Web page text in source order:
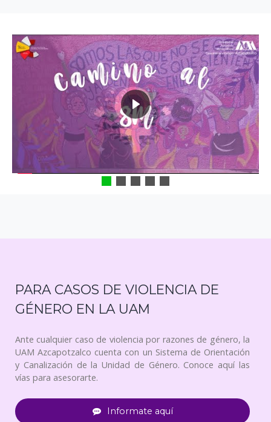
PARA CASOS DE VIOLENCIA DE
GÉNERO EN LA UAM
Ante cualquier caso de violencia por razones de género, la
UAM Azcapotzalco cuenta con un Sistema de Orientación
y Canalización de la Unidad de Género. Conoce aquí las
vías para asesorarte.
Informate aquí